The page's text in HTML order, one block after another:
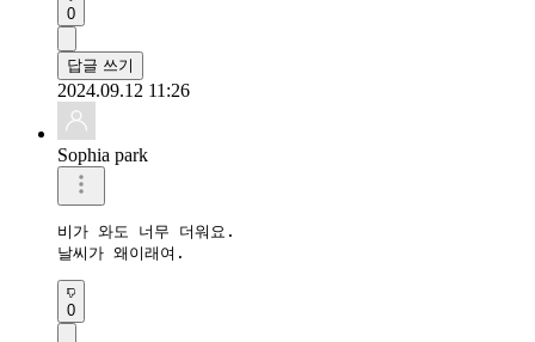
0
답글 쓰기
2024.09.12 11:26
Sophia park
비가 와도 너무 더워요.
날씨가 왜이래여.
0